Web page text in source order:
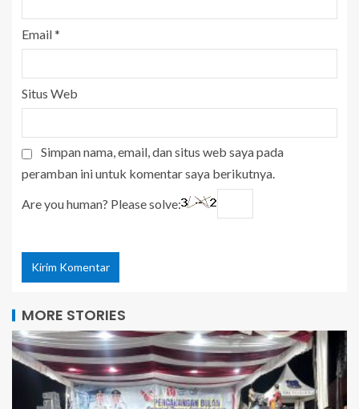
Email*
Situs Web
Simpan nama, email, dan situs web saya pada
peramban ini untuk komentar saya berikutnya.
Are you human? Please solve:
MORE STORIES